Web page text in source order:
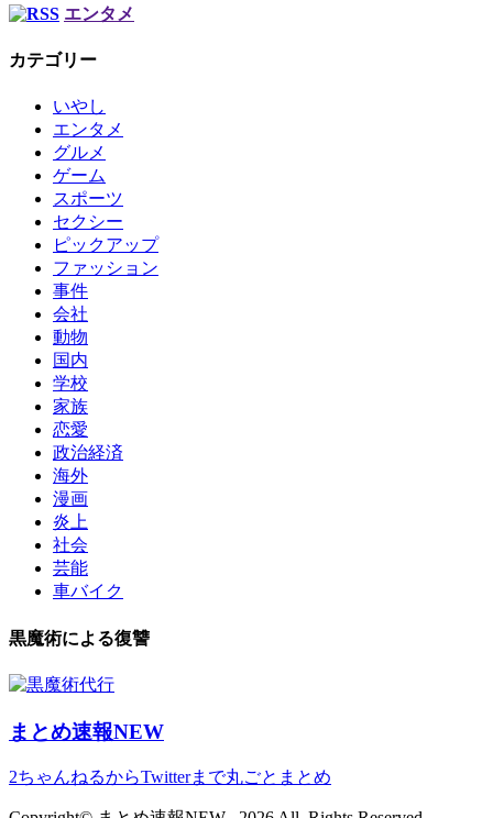
エンタメ
カテゴリー
いやし
エンタメ
グルメ
ゲーム
スポーツ
セクシー
ピックアップ
ファッション
事件
会社
動物
国内
学校
家族
恋愛
政治経済
海外
漫画
炎上
社会
芸能
車バイク
黒魔術による復讐
まとめ速報NEW
2ちゃんねるからTwitterまで丸ごとまとめ